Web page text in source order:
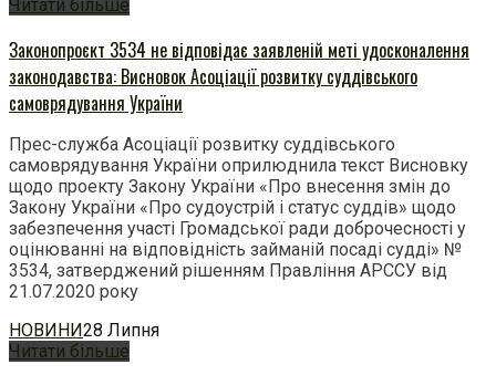
Читати більше
Законопроєкт 3534 не відповідає заявленій меті удосконалення
законодавства: Висновок Асоціації розвитку суддівського
самоврядування України
Прес-служба Асоціації розвитку суддівського
самоврядування України оприлюднила текст Висновку
щодо проекту Закону України «Про внесення змін до
Закону України «Про судоустрій і статус суддів» щодо
забезпечення участі Громадської ради доброчесності у
оцінюванні на відповідність займаній посаді судді» №
3534, затверджений рішенням Правління АРССУ від
21.07.2020 року
НОВИНИ28 Липня
Читати більше